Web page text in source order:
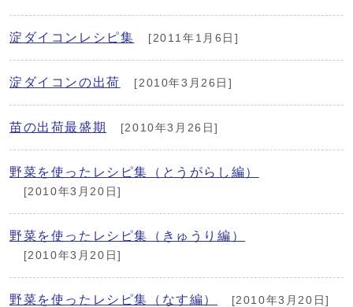
淀ダイコンレシピ集 [2011年1月6日]
淀ダイコンの出荷 [2010年3月26日]
苗の出荷最盛期 [2010年3月26日]
野菜を使ったレシピ集（とうがらし編）
[2010年3月20日]
野菜を使ったレシピ集（きゅうり編）
[2010年3月20日]
野菜を使ったレシピ集（なす編） [2010年3月20日]